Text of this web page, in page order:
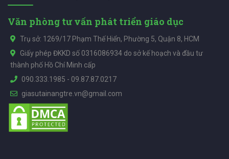
Văn phòng tư vấn phát triển giáo dục
Trụ sở: 1269/17 Phạm Thế Hiển, Phường 5, Quận 8, HCM
Giấy phép ĐKKD số 0316086934 do sở kế hoạch và đầu tư
thành phố Hồ Chí Minh cấp
090.333.1985 - 09.87.87.0217
giasutainangtre.vn@gmail.com